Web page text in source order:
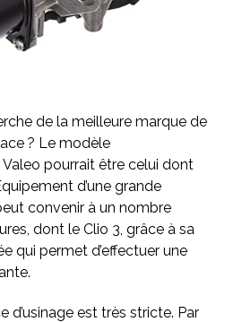
de la meilleure marque de
? Le modèle
pourrait être celui dont
d’une grande
convenir à un nombre
dont le Clio 3, grâce à sa
qui permet d’effectuer une
d’usinage est très stricte. Par